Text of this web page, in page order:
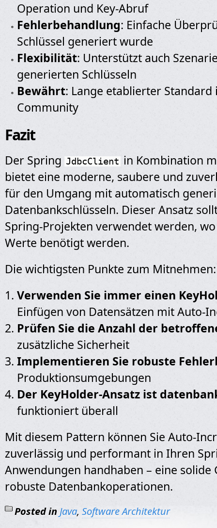
Operation und Key-Abruf
Fehlerbehandlung: Einfache
Schlüssel generiert wurde
Flexibilität: Unterstützt auch
generierten Schlüsseln
Bewährt: Lange etablierter Standard
Community
Fazit
Der Spring JdbcClient in Kombination
bietet eine moderne, saubere und
für den Umgang mit automatisch
Datenbankschlüsseln. Dieser Ansatz
Spring-Projekten verwendet werden,
Werte benötigt werden.
Die wichtigsten Punkte zum Mitnehmen:
Verwenden Sie immer einen
Einfügen von Datensätzen mit Auto-
Prüfen Sie die Anzahl der
zusätzliche Sicherheit
Implementieren Sie robuste
Produktionsumgebungen
Der KeyHolder-Ansatz ist
funktioniert überall
Mit diesem Pattern können Sie Auto-
zuverlässig und performant in Ihren
Anwendungen handhaben – eine
robuste Datenbankoperationen.
Posted in Java, Software Architektur